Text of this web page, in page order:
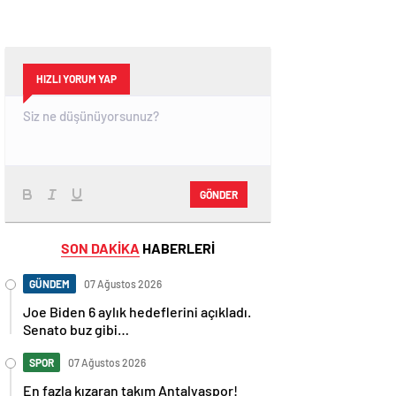
HIZLI YORUM YAP
GÖNDER
SON DAKİKA HABERLERİ
GÜNDEM 07 Ağustos 2026
Joe Biden 6 aylık hedeflerini açıkladı.
Senato buz gibi…
SPOR 07 Ağustos 2026
En fazla kızaran takım Antalyaspor!